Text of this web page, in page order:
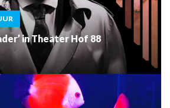
in Theater Hof 88